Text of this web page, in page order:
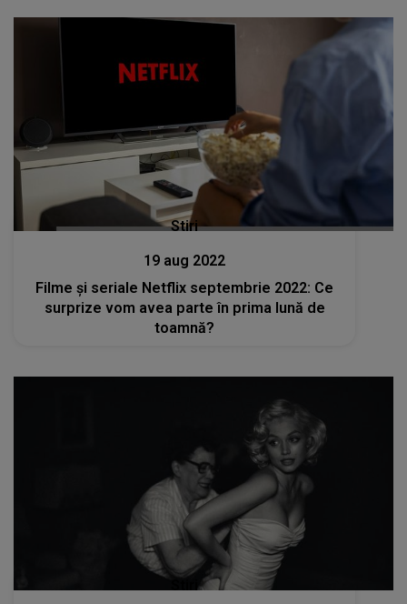
Stiri
19 aug 2022
Filme și seriale Netflix septembrie 2022: Ce
surprize vom avea parte în prima lună de
toamnă?
Stiri